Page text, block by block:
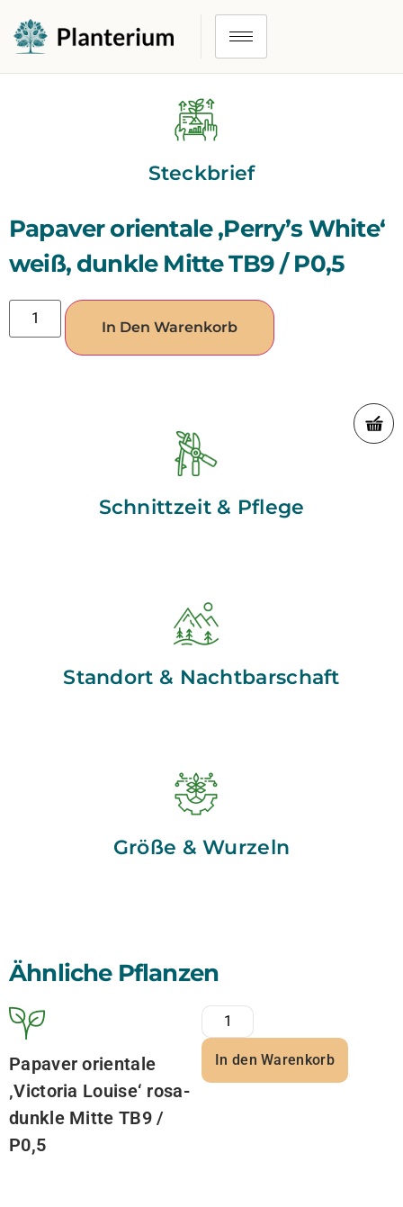
Steckbrief
Papaver orientale ‚Perry’s White‘
weiß, dunkle Mitte TB9 / P0,5
In Den Warenkorb
Schnittzeit & Pflege
Standort & Nachtbarschaft
Größe & Wurzeln
Ähnliche Pflanzen
Papaver orientale
‚Victoria Louise‘ rosa-
dunkle Mitte TB9 /
P0,5
In den Warenkorb